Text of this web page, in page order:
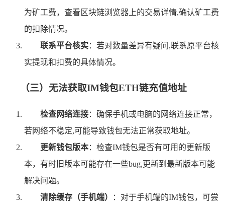
为矿工费，查看区块链浏览器上的交易详情,确认矿工费
的扣除情况。
联系平台核实：若对数量差异有疑问,联系原平台核
实提现和扣费的具体情况。
（三）无法获取IM钱包ETH链充值地址
检查网络连接：确保手机或电脑的网络连接正常，
若网络不稳定,可能导致钱包无法正常获取地址。
更新钱包版本：检查IM钱包是否有可用的更新版
本，有时旧版本可能存在一些bug,更新到最新版本可能
解决问题。
清除缓存（手机端）
：对于手机端的IM钱包，可尝